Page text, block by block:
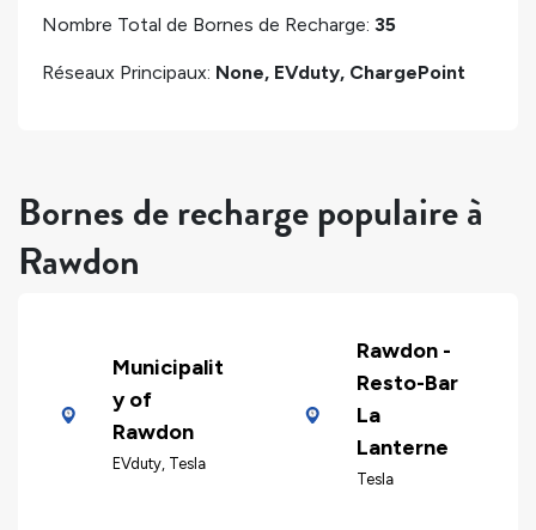
Nombre Total de Bornes de Recharge: 35
Réseaux Principaux: None, EVduty, ChargePoint
Bornes de recharge populaire à
Rawdon
Municipalit
y of
Rawdon
EVduty, Tesla
Rawdon -
Resto-Bar
La
Lanterne
Tesla